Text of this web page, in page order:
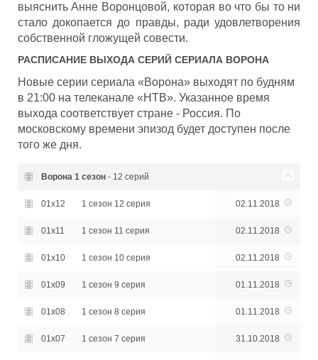
выяснить Анне Воронцовой, которая во что бы то ни
стало докопается до правды, ради удовлетворения
собственной гложущей совести.
РАСПИСАНИЕ ВЫХОДА СЕРИЙ СЕРИАЛА ВОРОНА
Новые серии сериала «Ворона» выходят по будням
в 21:00 на телеканале «НТВ». Указанное время
выхода соответствует стране - Россия. По
московскому времени эпизод будет доступен после
того же дня.
Ворона 1 сезон- 12 серий
01x12 1 сезон 12 серия 02.11.2018
01x11 1 сезон 11 серия 02.11.2018
01x10 1 сезон 10 серия 02.11.2018
01x09 1 сезон 9 серия 01.11.2018
01x08 1 сезон 8 серия 01.11.2018
01x07 1 сезон 7 серия 31.10.2018